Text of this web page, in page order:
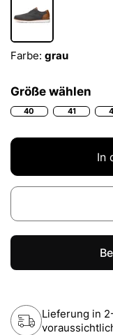
Farbe: grau
Größe wählen
40 41
In
Lieferung in